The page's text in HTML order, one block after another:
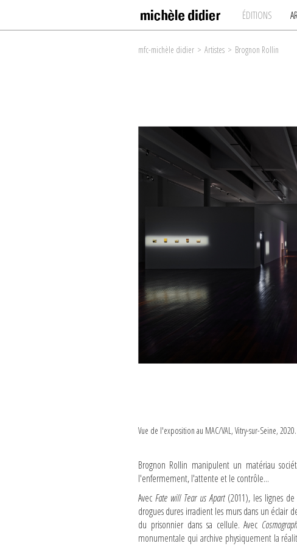
ÉDITIONS
mfc-michèle didier > Artistes > Brognon Rollin
Vue de l'exposition au MAC/VAL, Vitry-sur-Seine,
Brognon Rollin manipulent un matériau
l'enfermement, l'attente et le contrôle...
AvecFate will Tear us Apart(2011), les lignes de
drogues dures irradient les murs dans un éclair
du prisonnier dans sa cellule. Avec
monumentale qui archive physiquement la